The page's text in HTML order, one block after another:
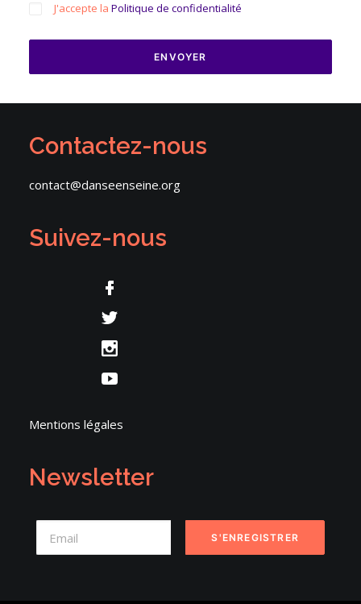
J'accepte laPolitique de confidentialité
Contactez-nous
contact@danseenseine.org
Suivez-nous
Mentions légales
Newsletter